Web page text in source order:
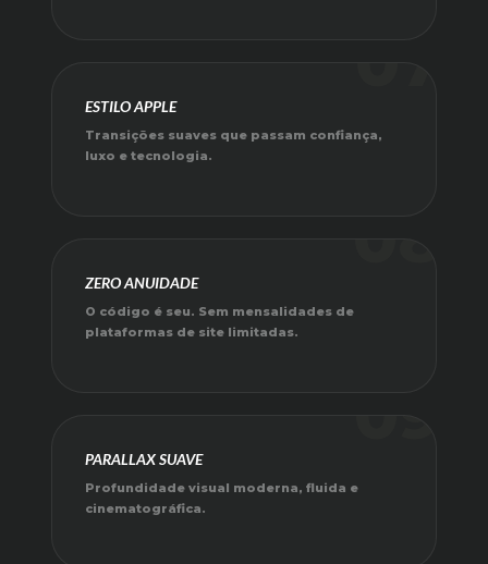
ESTILO APPLE
Transições suaves que passam confiança,
luxo e tecnologia.
ZERO ANUIDADE
O código é seu. Sem mensalidades de
plataformas de site limitadas.
PARALLAX SUAVE
Profundidade visual moderna, fluida e
cinematográfica.